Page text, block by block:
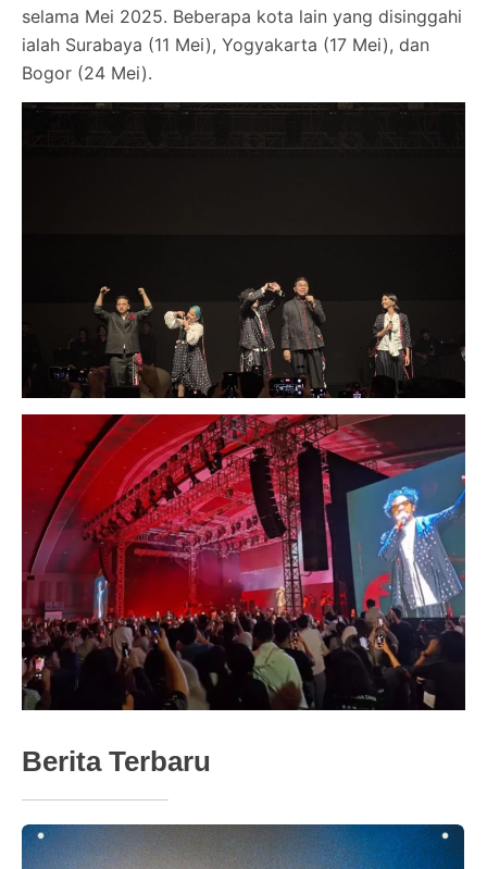
selama Mei 2025. Beberapa kota lain yang disinggahi
ialah Surabaya (11 Mei), Yogyakarta (17 Mei), dan
Bogor (24 Mei).
Berita Terbaru